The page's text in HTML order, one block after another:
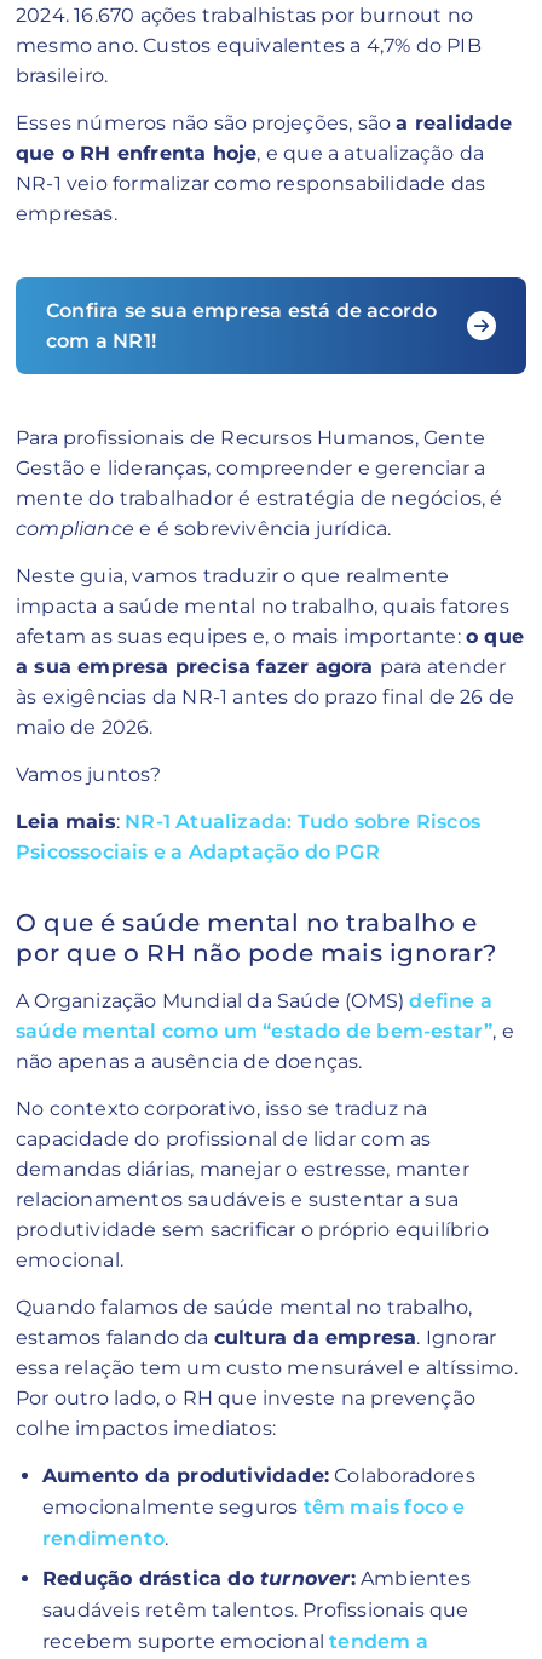
2024. 16.670 ações trabalhistas por burnout no
mesmo ano. Custos equivalentes a 4,7% do PIB
brasileiro.
Esses números não são projeções, sãoa realidade
que o RH enfrenta hoje, e que a atualização da
NR-1 veio formalizar como responsabilidade das
empresas.
Confira se sua empresa está de acordo
com a NR1!
Para profissionais de Recursos Humanos, Gente
Gestão e lideranças, compreender e gerenciar a
mente do trabalhador é estratégia de negócios, é
compliance e é sobrevivência jurídica.
Neste guia, vamos traduzir o que realmente
impacta a saúde mental no trabalho, quais fatores
afetam as suas equipes e, o mais importante:o que
a sua empresa precisa fazer agora para atender
às exigências da NR-1 antes do prazo final de 26 de
maio de 2026.
Vamos juntos?
Leia mais: NR-1 Atualizada: Tudo sobre Riscos
Psicossociais e a Adaptação do PGR
O que é saúde mental no trabalho e
por que o RH não pode mais ignorar?
A Organização Mundial da Saúde (OMS)define a
saúde mental como um “estado de bem-estar”, e
não apenas a ausência de doenças.
No contexto corporativo, isso se traduz na
capacidade do profissional de lidar com as
demandas diárias, manejar o estresse, manter
relacionamentos saudáveis e sustentar a sua
produtividade sem sacrificar o próprio equilíbrio
emocional.
Quando falamos de saúde mental no trabalho,
estamos falando da cultura da empresa. Ignorar
essa relação tem um custo mensurável e altíssimo.
Por outro lado, o RH que investe na prevenção
colhe impactos imediatos:
Aumento da produtividade: Colaboradores
emocionalmente seguros têm mais foco e
rendimento.
Redução drástica do turnover:Ambientes
saudáveis retêm talentos. Profissionais que
recebem suporte emocionaltendem a